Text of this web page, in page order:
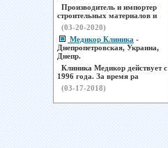
Производитель и импортер
строительных материалов и
(03-20-2020)
Медикор Клиника -
Днепропетровская, Украина,
Днепр.
Клиника Медикор действует с
1996 года. За время ра
(03-17-2018)